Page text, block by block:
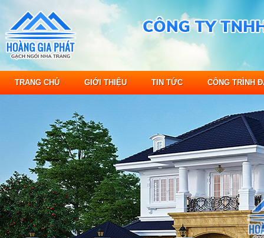
TRANG CHỦ GIỚI THIỆU TIN TỨC CÔNG TRÌNH